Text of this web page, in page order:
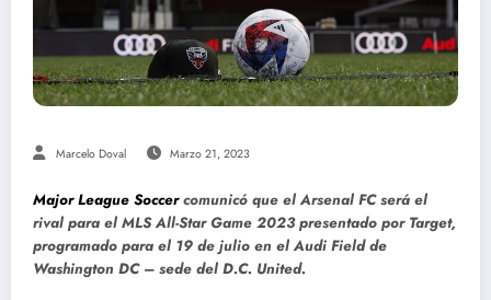
Marcelo Doval Marzo 21, 2023
Major League Soccercomunicó que el Arsenal FC será el
rival para el MLS All-Star Game 2023 presentado por Target,
programado para el 19 de julio en el Audi Field de
Washington DC – sede del D.C. United.